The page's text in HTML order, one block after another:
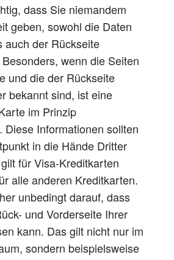
dass Sie niemandem
geben, sowohl die Daten
auch der Rückseite
wenn die Seiten
und die der Rückseite
bekannt sind, ist eine
im Prinzip
Diese Informationen sollten
in die Hände Dritter
für Visa-Kreditkarten
alle anderen Kreditkarten.
unbedingt darauf, dass
und Vorderseite Ihrer
kann. Das gilt nicht nur im
sondern beispielsweise